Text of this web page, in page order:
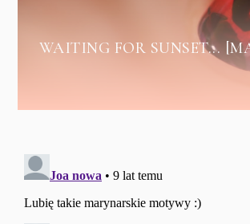
WAITING FOR SUNSET...